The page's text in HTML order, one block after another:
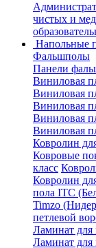
чистых и
Напольные
Фальшполы
Панели
Виниловая
Виниловая
Виниловая
Виниловая
Виниловая
Ковролин
Ковровые
класс
Ковролин
пола ITC
Timzo
петлевой
Ламинат для
Ламинат для